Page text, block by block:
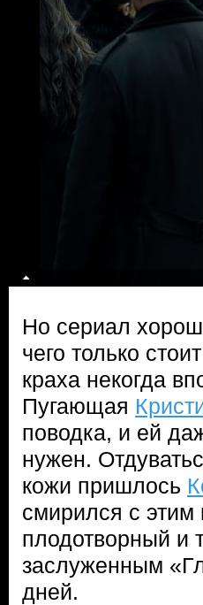
Но сериал
чего только
краха некогда
Пугающая
поводка, и ей
нужен.
кожи пришлось
смирился с
плодотворный и
заслуженным
дней.